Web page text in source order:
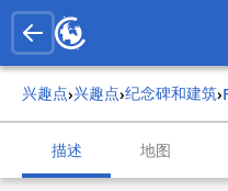
兴趣点› 兴趣点› 纪念碑和建筑›
描述 地图